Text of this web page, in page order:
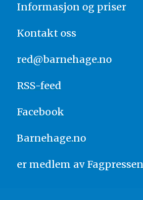
Informasjon og priser
Kontakt oss
red@barnehage.no
RSS-feed
Facebook
Barnehage.no
er medlem av Fagpressen